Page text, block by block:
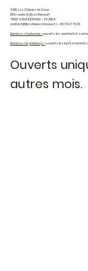
SARL Les Chênes de Caux
899, route du Bosc Renault
76190 VALLIQUERVILLE - FRANCE
contact@leschenesdecaux.fr- 06.73.07.72.26
Horaires d'automne :ouverts les vendredi et
Horaires de printemps :ouverts les lundi, mercredi,
Ouverts
autres mois.